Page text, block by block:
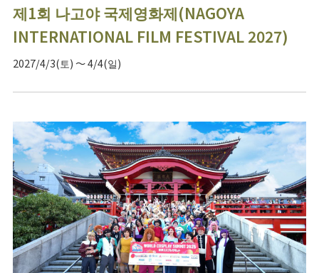
제1회 나고야 국제영화제(NAGOYA
INTERNATIONAL FILM FESTIVAL 2027)
2027/4/3(토) ～ 4/4(일)